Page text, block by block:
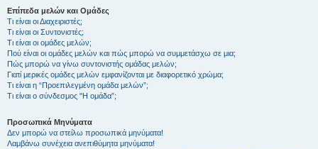
Επίπεδα μελών και Ομάδες
Τι είναι οι Διαχειριστές;
Τι είναι οι Συντονιστές;
Τι είναι οι ομάδες μελών;
Πού είναι οι ομάδες μελών και πώς μπορώ να συμμετάσχω σε μια;
Πώς μπορώ να γίνω συντονιστής ομάδας μελών;
Γιατί μερικές ομάδες μελών εμφανίζονται με διαφορετικό χρώμα;
Τι είναι η “Προεπιλεγμένη ομάδα μελών”;
Τι είναι ο σύνδεσμος "Η ομάδα”;
Προσωπικά Μηνύματα
Δεν μπορώ να στείλω προσωπικά μηνύματα!
Λαμβάνω συνέχεια ανεπιθύμητα μηνύματα!